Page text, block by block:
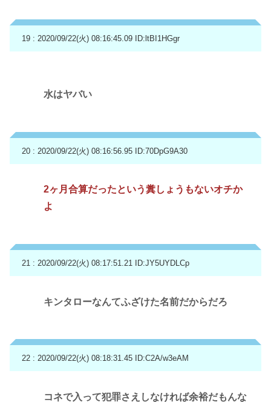
19 : 2020/09/22(火) 08:16:45.09 ID:ltBI1HGgr
水はヤバい
20 : 2020/09/22(火) 08:16:56.95 ID:70DpG9A30
2ヶ月合算だったという糞しょうもないオチか
よ
21 : 2020/09/22(火) 08:17:51.21 ID:JY5UYDLCp
キンタローなんてふざけた名前だからだろ
22 : 2020/09/22(火) 08:18:31.45 ID:C2A/w3eAM
コネで入って犯罪さえしなければ余裕だもんな